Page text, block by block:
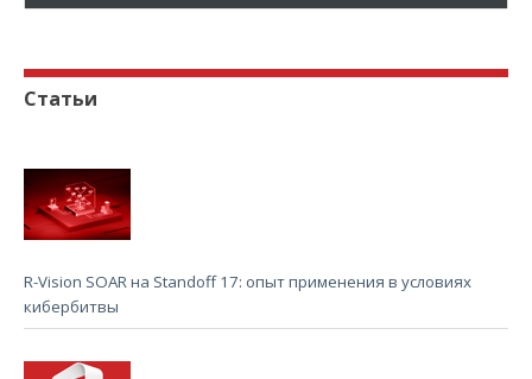
Статьи
R-Vision SOAR на Standoff 17: опыт применения в условиях
кибербитвы